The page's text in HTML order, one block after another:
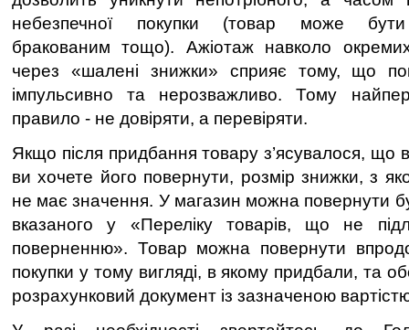
небезпечної покупки (товар може бути
бракованим тощо). Ажіотаж навколо
через «шалені знижки» сприяє тому, що
імпульсивно та нерозважливо. Тому
правило - не довіряти, а перевіряти.
Якщо після придбання товару з’ясувалося, що
ви хочете його повернути, розмір знижки, з
не має значення. У магазин можна повернути
вказаного у «Переліку товарів, що не
поверненню». Товар можна повернути
покупки у тому вигляді, в якому придбали, та
розрахунковий документ із зазначеною